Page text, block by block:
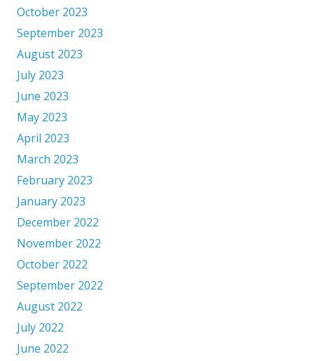
October 2023
September 2023
August 2023
July 2023
June 2023
May 2023
April 2023
March 2023
February 2023
January 2023
December 2022
November 2022
October 2022
September 2022
August 2022
July 2022
June 2022